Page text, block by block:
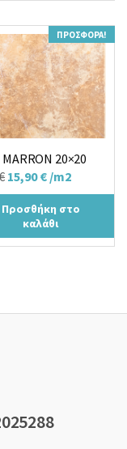
ΠΡΟΣΦΟΡΆ!
20×20
Original
price
was:
19,00 €.
15,90€Η
τρέχουσα
τιμή
είναι:
/m2
Προσθήκη στο
καλάθι